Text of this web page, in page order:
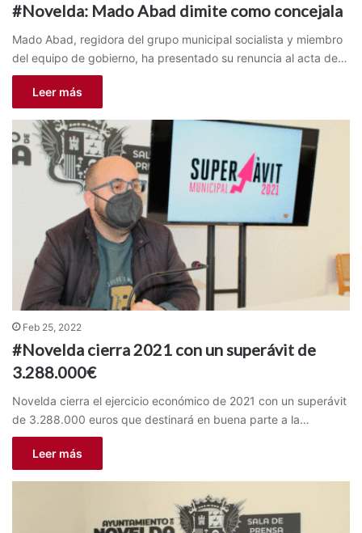
#Novelda: Mado Abad dimite como concejala
Mado Abad, regidora del grupo municipal socialista y miembro
del equipo de gobierno, ha presentado su renuncia al acta de…
Leer más
Feb 25, 2022
#Novelda cierra 2021 con un superávit de
3.288.000€
Novelda cierra el ejercicio económico de 2021 con un superávit
de 3.288.000 euros que destinará en buena parte a la…
Leer más